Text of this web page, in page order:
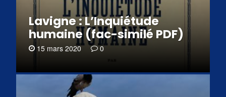
Lavigne : L’Inquiétude
humaine (fac-similé PDF)
15 mars 2020 0